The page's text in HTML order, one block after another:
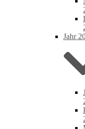
Jahr